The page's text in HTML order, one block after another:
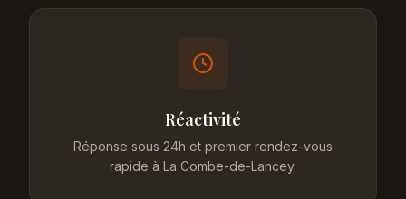
Réactivité
Réponse sous 24h et premier rendez-vous
rapide à La Combe-de-Lancey.